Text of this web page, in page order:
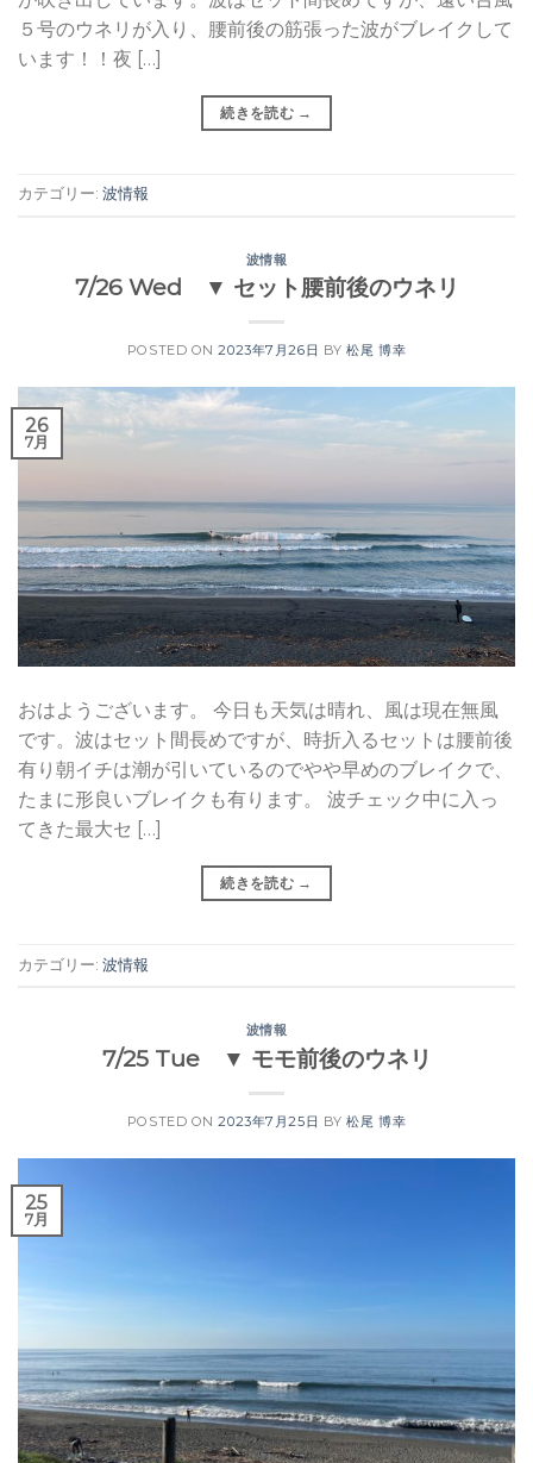
５号のウネリが入り、腰前後の筋張った波がブレイクして
います！！夜 […]
続きを読む →
カテゴリー: 波情報
波情報
7/26 Wed ▼ セット腰前後のウネリ
POSTED ON2023年7月26日 BY松尾 博幸
26
7月
おはようございます。 今日も天気は晴れ、風は現在無風
です。波はセット間長めですが、時折入るセットは腰前後
有り朝イチは潮が引いているのでやや早めのブレイクで、
たまに形良いブレイクも有ります。 波チェック中に入っ
てきた最大セ […]
続きを読む →
カテゴリー: 波情報
波情報
7/25 Tue ▼ モモ前後のウネリ
POSTED ON2023年7月25日 BY松尾 博幸
25
7月